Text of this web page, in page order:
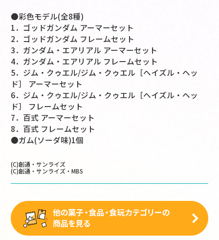
●彩色モデル(全8種)
1．ゴッドガンダム アーマーセット
2．ゴッドガンダム フレームセット
3．ガンダム・エアリアル アーマーセット
4．ガンダム・エアリアル フレームセット
5．ジム・クゥエル/ジム・クゥエル［ヘイズル・ヘッ
ド］ アーマーセット
6．ジム・クゥエル/ジム・クゥエル［ヘイズル・ヘッ
ド］ フレームセット
7．百式 アーマーセット
8．百式 フレームセット
●ガム(ソーダ味)1個
(C)創通・サンライズ
(C)創通・サンライズ・MBS